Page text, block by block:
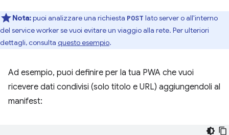
Nota:puoi analizzare una richiesta POST lato server o all'interno
del service worker se vuoi evitare un viaggio alla rete. Per ulteriori
dettagli, consulta questo esempio.
Ad esempio, puoi definire per la tua PWA che vuoi
ricevere dati condivisi (solo titolo e URL) aggiungendoli al
manifest: